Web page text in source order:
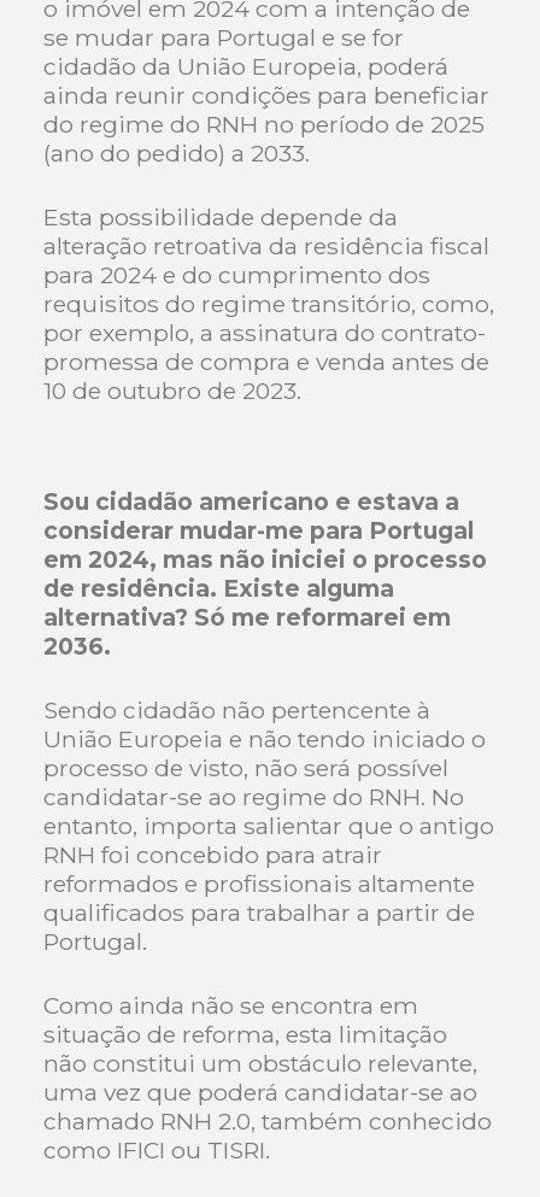
o imóvel em 2024 com a intenção de
se mudar para Portugal e se for
cidadão da União Europeia, poderá
ainda reunir condições para beneficiar
do regime do RNH no período de 2025
(ano do pedido) a 2033.
Esta possibilidade depende da
alteração retroativa da residência fiscal
para 2024 e do cumprimento dos
requisitos do regime transitório, como,
por exemplo, a assinatura do contrato-
promessa de compra e venda antes de
10 de outubro de 2023.
Sou cidadão americano e estava a
considerar mudar-me para Portugal
em 2024, mas não iniciei o processo
de residência. Existe alguma
alternativa? Só me reformarei em
2036.
Sendo cidadão não pertencente à
União Europeia e não tendo iniciado o
processo de visto, não será possível
candidatar-se ao regime do RNH. No
entanto, importa salientar que o antigo
RNH foi concebido para atrair
reformados e profissionais altamente
qualificados para trabalhar a partir de
Portugal.
Como ainda não se encontra em
situação de reforma, esta limitação
não constitui um obstáculo relevante,
uma vez que poderá candidatar-se ao
chamado RNH 2.0, também conhecido
como IFICI ou TISRI.